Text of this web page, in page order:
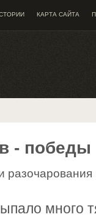
КАРТА САЙТА
- победы
разочарования
много